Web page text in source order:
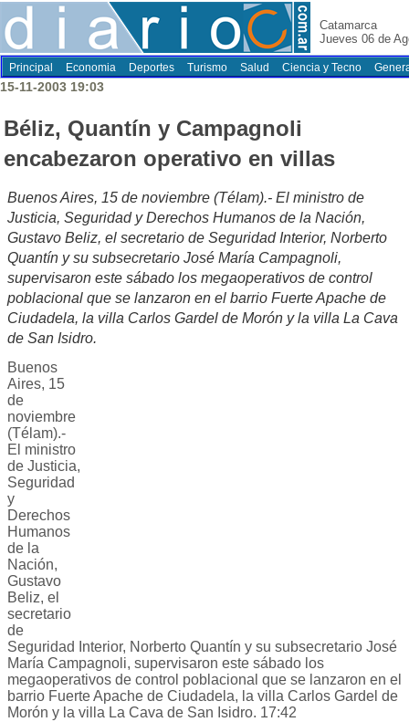
Catamarca
Jueves 06 de
Principal Economia Deportes Turismo Salud Ciencia y Tecno
15-11-2003 19:03
Béliz, Quantín y Campagnoli
encabezaron operativo en villas
Buenos Aires, 15 de noviembre (Télam).- El ministro de
Justicia, Seguridad y Derechos Humanos de la Nación,
Gustavo Beliz, el secretario de Seguridad Interior, Norberto
Quantín y su subsecretario José María Campagnoli,
supervisaron este sábado los megaoperativos de control
poblacional que se lanzaron en el barrio Fuerte Apache de
Ciudadela, la villa Carlos Gardel de Morón y la villa La Cava
de San Isidro.
Buenos
Aires, 15
de
noviembre
(Télam).-
El ministro
de Justicia,
Seguridad
y
Derechos
Humanos
de la
Nación,
Gustavo
Beliz, el
secretario
de
Seguridad Interior, Norberto Quantín y su subsecretario José
María Campagnoli, supervisaron este sábado los
megaoperativos de control poblacional que se lanzaron en el
barrio Fuerte Apache de Ciudadela, la villa Carlos Gardel de
Morón y la villa La Cava de San Isidro. 17:42